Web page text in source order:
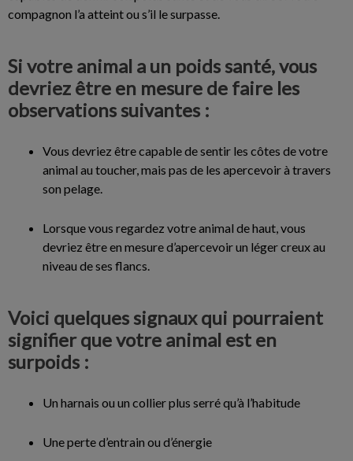
compagnon l’a atteint ou s’il le surpasse.
Si votre animal a un poids santé, vous
devriez être en mesure de faire les
observations suivantes :
Vous devriez être capable de sentir les côtes de votre
animal au toucher, mais pas de les apercevoir à travers
son pelage.
Lorsque vous regardez votre animal de haut, vous
devriez être en mesure d’apercevoir un léger creux au
niveau de ses flancs.
Voici quelques signaux qui pourraient
signifier que votre animal est en
surpoids :
Un harnais ou un collier plus serré qu’à l’habitude
Une perte d’entrain ou d’énergie